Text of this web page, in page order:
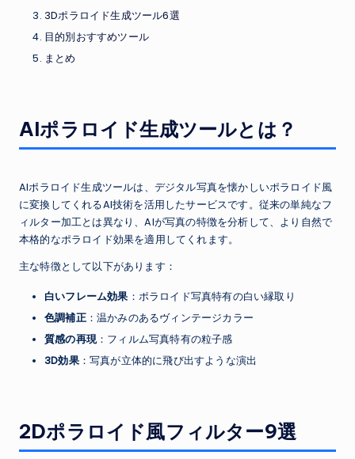
3Dポラロイド生成ツール6選
目的別おすすめツール
まとめ
AIポラロイド生成ツールとは？
AIポラロイド生成ツールは、デジタル写真を懐かしいポラロイド風
に変換してくれるAI技術を活用したサービスです。従来の単純なフ
ィルター加工とは異なり、AIが写真の特徴を分析して、より自然で
本格的なポラロイド効果を適用してくれます。
主な特徴として以下があります：
白いフレーム効果 ：ポラロイド写真特有の白い縁取り
色調補正：温かみのあるヴィンテージカラー
質感の再現：フィルム写真特有の粒子感
3D効果：写真が立体的に飛び出すような演出
2Dポラロイド風フィルター9選